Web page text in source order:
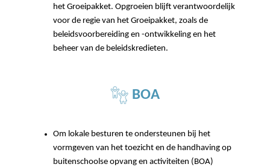
het Groeipakket. Opgroeien blijft verantwoordelijk
voor de regie van het Groeipakket, zoals de
beleidsvoorbereiding en -ontwikkeling en het
beheer van de beleidskredieten.
BOA
Om lokale besturen te ondersteunen bij het
vormgeven van het toezicht en de handhaving op
buitenschoolse opvang en activiteiten (BOA)